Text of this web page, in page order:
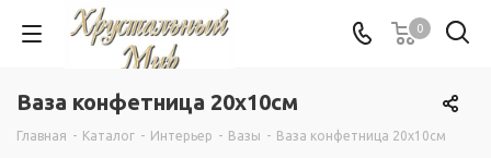
0
Ваза конфетница 20х10см
Главная - Каталог - Интерьер - Вазы - Ваза конфетница 20х10см